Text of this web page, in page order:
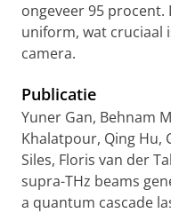
ongeveer 95
uniform, wat cruciaal
camera.
Publicatie
Yuner Gan, Behnam
Khalatpour, Qing Hu,
Siles, Floris van der
supra-THz beams
a quantum cascade